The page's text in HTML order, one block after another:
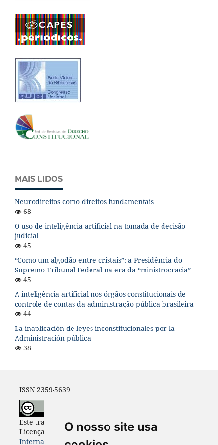
O nosso site usa
MAIS LIDOS
Neurodireitos como direitos fundamentais
68
O uso de inteligência artificial na tomada de decisão
judicial
45
“Como um algodão entre cristais”: a Presidência do
Supremo Tribunal Federal na era da “ministrocracia”
45
A inteligência artificial nos órgãos constitucionais de
controle de contas da administração pública brasileira
44
La inaplicación de leyes inconstitucionales por la
Administración pública
38
ISSN 2359-5639
Este trabalho está licenciado com uma
Licença
Creative Commons - Atribuição 4.0
Internacional
.